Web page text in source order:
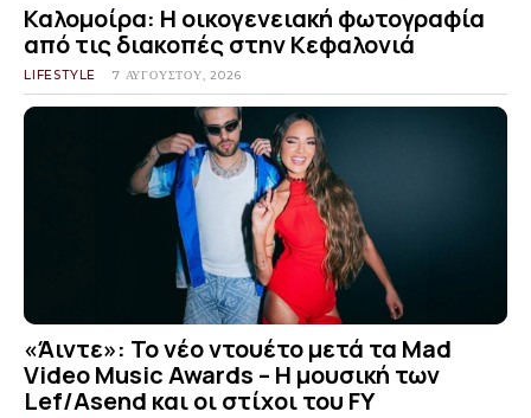
Καλομοίρα: Η οικογενειακή φωτογραφία
από τις διακοπές στην Κεφαλονιά
LIFESTYLE 7 ΑΥΓΟΎΣΤΟΥ, 2026
«Άιντε»: Το νέο ντουέτο μετά τα Mad
Video Music Awards – Η μουσική των
Lef/Asend και οι στίχοι του FY